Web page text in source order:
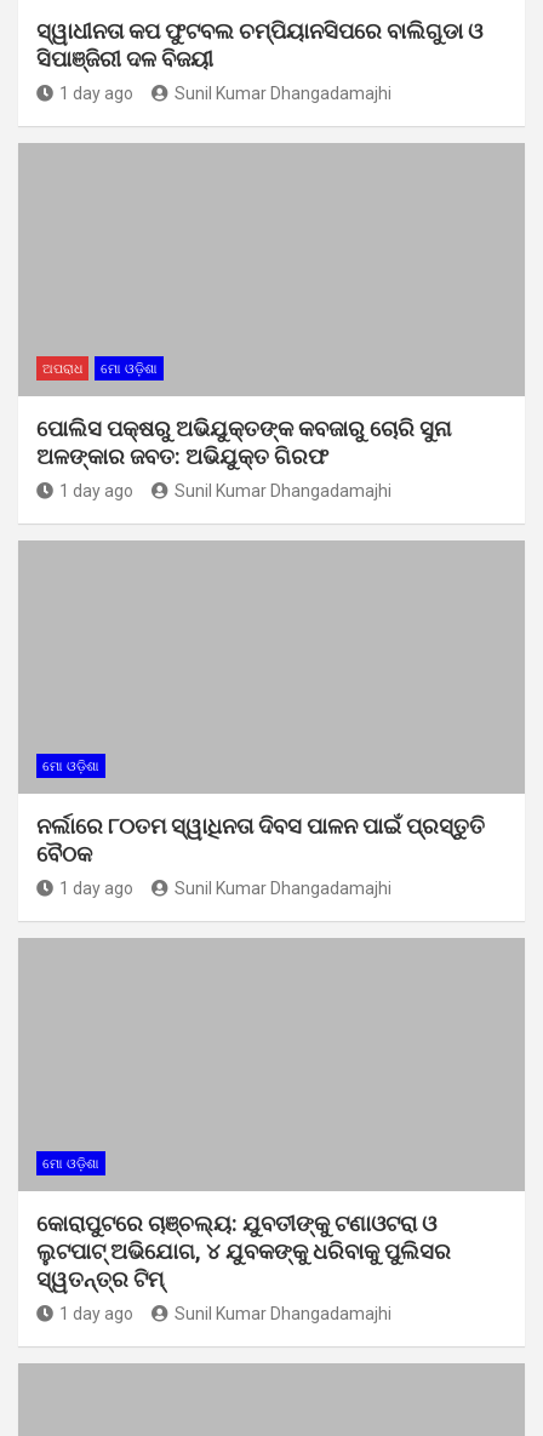
ସ୍ୱାଧୀନତା କପ ଫୁଟବଲ ଚମ୍ପିୟାନସିପରେ ବାଲିଗୁଡା ଓ
ସିପାଞ୍ଜିରୀ ଦଳ ବିଜୟୀ
1 day ago Sunil Kumar Dhangadamajhi
ଅପରାଧ ମୋ ଓଡ଼ିଶା
ପୋଲିସ ପକ୍ଷରୁ ଅଭିଯୁକ୍ତଙ୍କ କବଜାରୁ ଚୋରି ସୁନା
ଅଳଙ୍କାର ଜବତ: ଅଭିଯୁକ୍ତ ଗିରଫ
1 day ago Sunil Kumar Dhangadamajhi
ମୋ ଓଡ଼ିଶା
ନର୍ଲାରେ ୮୦ତମ ସ୍ୱାଧିନତା ଦିବସ ପାଳନ ପାଇଁ ପ୍ରସ୍ତୁତି
ବୈଠକ
1 day ago Sunil Kumar Dhangadamajhi
ମୋ ଓଡ଼ିଶା
କୋରାପୁଟରେ ଚାଞ୍ଚଲ୍ୟ: ଯୁବତୀଙ୍କୁ ଟଣାଓଟରା ଓ
ଲୁଟପାଟ୍ ଅଭିଯୋଗ, ୪ ଯୁବକଙ୍କୁ ଧରିବାକୁ ପୁଲିସର
ସ୍ୱତନ୍ତ୍ର ଟିମ୍
1 day ago Sunil Kumar Dhangadamajhi